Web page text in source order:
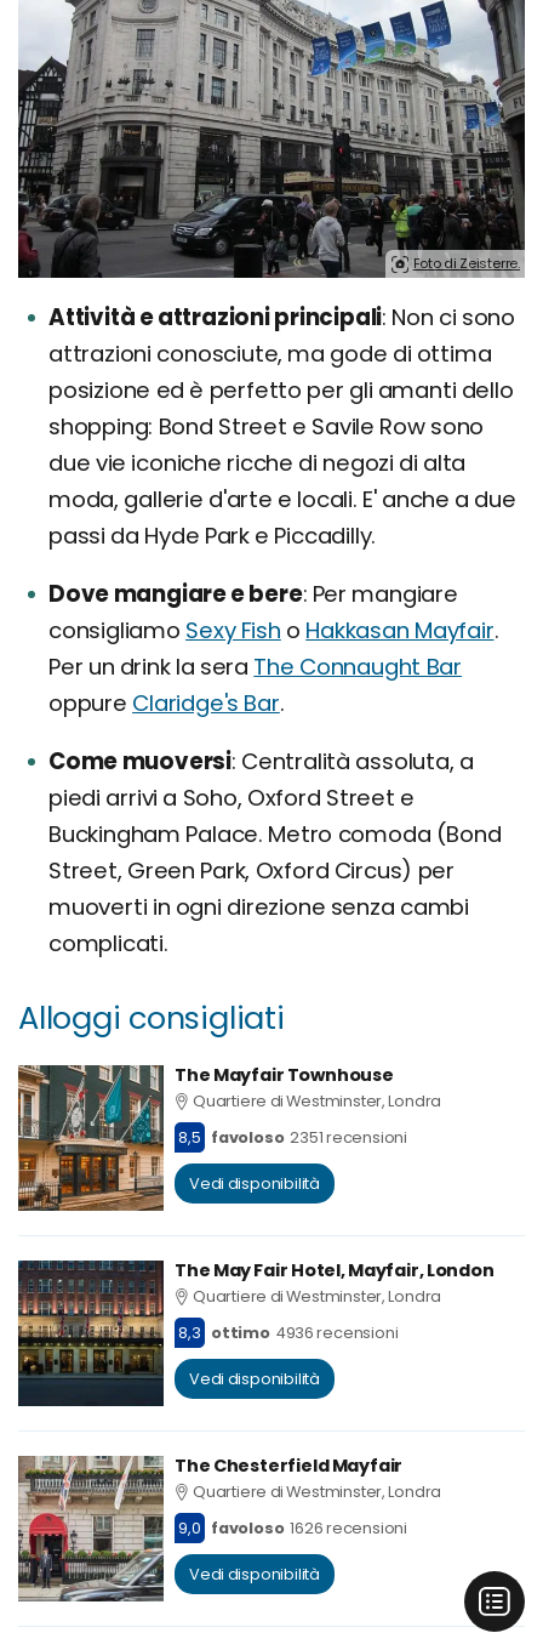
Foto di Zeisterre.
Attività e attrazioni principali Non ci sono
attrazioni conosciute, ma gode di ottima
posizione ed è perfetto per gli amanti dello
shopping: Bond Street e Savile Row sono
due vie iconiche ricche di negozi di alta
moda, gallerie d'arte e locali. E' anche a due
passi da Hyde Park e Piccadilly.
Dove mangiare e bere Per mangiare
consigliamo Sexy Fish o Hakkasan Mayfair.
Per un drink la sera The Connaught Bar
oppure Claridge's Bar.
Come muoversi Centralità assoluta, a
piedi arrivi a Soho, Oxford Street e
Buckingham Palace. Metro comoda (Bond
Street, Green Park, Oxford Circus) per
muoverti in ogni direzione senza cambi
complicati.
Alloggi consigliati
The Mayfair Townhouse
Quartiere di Westminster, Londra
8,5 favoloso 2351 recensioni
Vedi disponibilità
The May Fair Hotel, Mayfair, London
Quartiere di Westminster, Londra
8,3 ottimo 4936 recensioni
Vedi disponibilità
The Chesterfield Mayfair
Quartiere di Westminster, Londra
9,0 favoloso 1626 recensioni
Vedi disponibilità